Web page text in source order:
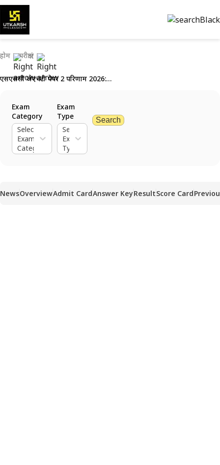
होम परीक्षाएं
एसएससी जेएचटी पेपर 2 परिणाम 2026: कट ऑफ व मेरिट लिस्ट पीडीएफ देखें
Exam
Category
Select
Exam
Category
Exam
Type
Select
Exam
Type
Search
NewsOverviewAdmit CardAnswer KeyResultScore Card